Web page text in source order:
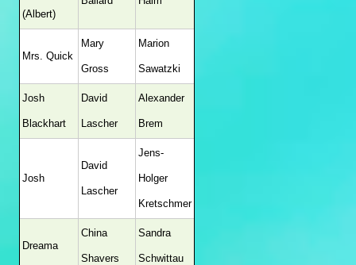
(Albert)
Mrs. Quick
Mary
Gross
Marion
Sawatzki
Josh
Blackhart
David
Lascher
Alexander
Brem
Josh
David
Lascher
Jens-
Holger
Kretschmer
Dreama
China
Shavers
Sandra
Schwittau